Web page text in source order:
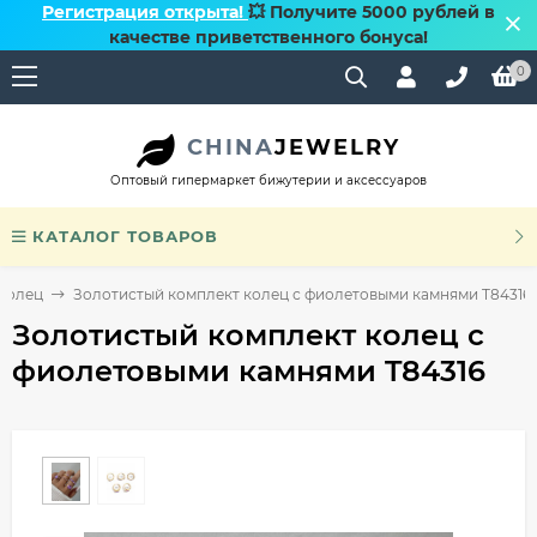
Регистрация открыта! 💥 Получите 5000 рублей в
качестве приветственного бонуса!
0
CHINAJEWELRY
Оптовый гипермаркет бижутерии и аксессуаров
КАТАЛОГ ТОВАРОВ
Золотистый комплект колец с фиолетовыми камнями T84316
Золотистый комплект колец с
фиолетовыми камнями T84316